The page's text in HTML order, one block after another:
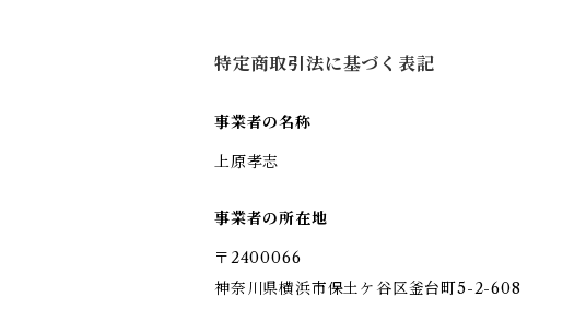
特定商取引法に基づく表記
事業者の名称
上原孝志
事業者の所在地
〒2400066
神奈川県横浜市保土ケ谷区釜台町5-2-608